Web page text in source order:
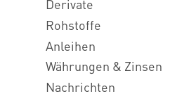
Derivate
Rohstoffe
Anleihen
Währungen & Zinsen
Nachrichten